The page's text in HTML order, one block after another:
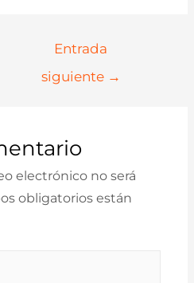
Entrada
siguiente →
electrónico no será
obligatorios están